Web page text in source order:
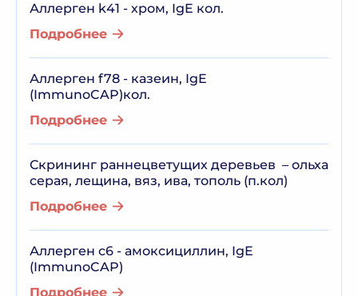
Аллерген k41 - хром, IgE кол.
Подробнее
Аллерген f78 - казеин, IgE
(ImmunoCAP)кол.
Подробнее
Скрининг раннецветущих деревьев – ольха
серая, лещина, вяз, ива, тополь (п.кол)
Подробнее
Аллерген c6 - амоксициллин, IgE
(ImmunoCAP)
Подробнее